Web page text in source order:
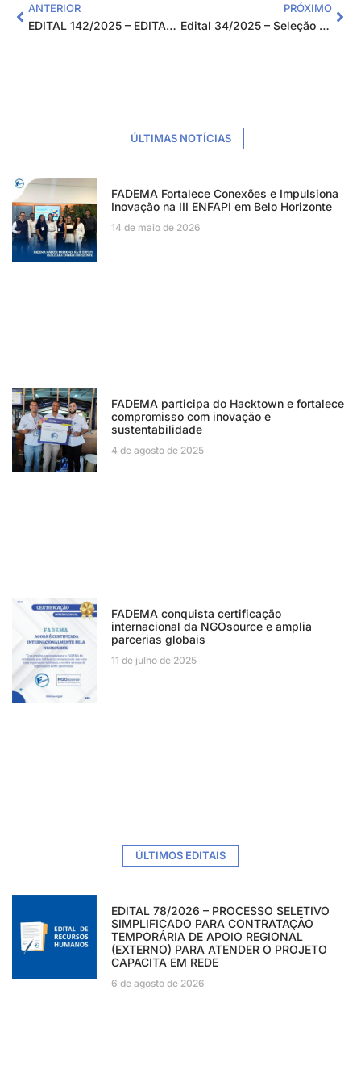
ANTERIOR
EDITAL 142/2025 – EDITAL DE PROCESSO SELETIVO SIMPLIFICADO PARA CONTRATAÇÃO TEMPORÁRIA DE INSTRUTORES EXTERNOS PARA ATENDER O PROJETO CAPACITA EM REDE
PRÓXIMO
Edital 34/2025 – Seleção Pública de Fornecedores
ÚLTIMAS NOTÍCIAS
FADEMA Fortalece Conexões e Impulsiona
Inovação na III ENFAPI em Belo Horizonte
14 de maio de 2026
FADEMA participa do Hacktown e fortalece
compromisso com inovação e
sustentabilidade
4 de agosto de 2025
FADEMA conquista certificação
internacional da NGOsource e amplia
parcerias globais
11 de julho de 2025
ÚLTIMOS EDITAIS
EDITAL 78/2026 – PROCESSO SELETIVO
SIMPLIFICADO PARA CONTRATAÇÃO
TEMPORÁRIA DE APOIO REGIONAL
(EXTERNO) PARA ATENDER O PROJETO
CAPACITA EM REDE
6 de agosto de 2026